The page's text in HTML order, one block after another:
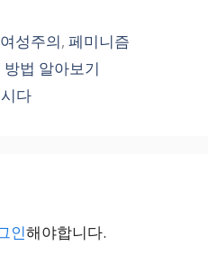
여성주의,페미니즘
법 알아보기
다
인해야합니다.